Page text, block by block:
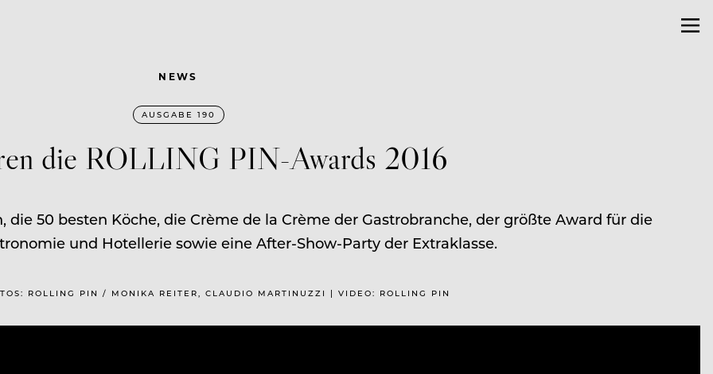
NEWS
AUSGABE 190
die ROLLING PIN-Awards 2016
die 50 besten Köche, die Crème de la Crème der Gastrobranche, der größte Award für die
und Hotellerie sowie eine After-Show-Party der Extraklasse.
ROLLING PIN / MONIKA REITER, CLAUDIO MARTINUZZI | VIDEO: ROLLING PIN